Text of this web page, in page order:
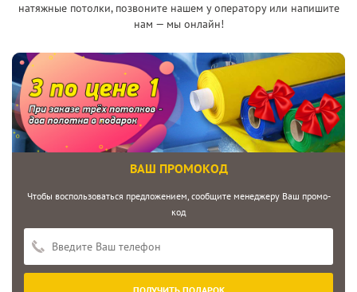
натяжные потолки, позвоните нашем у оператору или напишите
нам — мы онлайн!
ВАШ ПРОМОКОД
Чтобы воспользоваться предложением, сообщите менеджеру Ваш промо-
код